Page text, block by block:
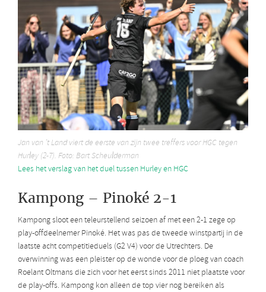
Jan van ’t Land viert de eerste van zijn twee treffers voor HGC tegen
Hurley (2-7). Foto: Bart Scheulderman
Lees het verslag van het duel tussen Hurley en HGC
Kampong – Pinoké 2-1
Kampong sloot een teleurstellend seizoen af met een 2-1 zege op
play-offdeelnemer Pinoké. Het was pas de tweede winstpartij in de
laatste acht competitieduels (G2 V4) voor de Utrechters. De
overwinning was een pleister op de wonde voor de ploeg van coach
Roelant Oltmans die zich voor het eerst sinds 2011 niet plaatste voor
de play-offs. Kampong kon alleen de top vier nog bereiken als